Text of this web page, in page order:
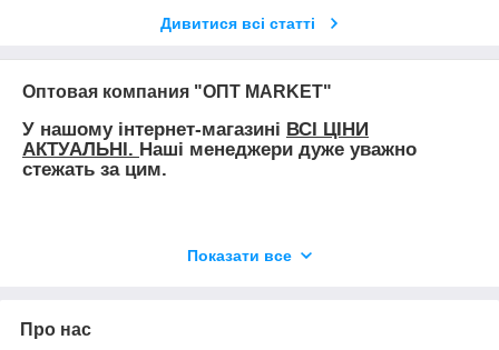
Дивитися всі статті
Оптовая компания "ОПТ MARKET"
У нашому інтернет-магазині ВСІ ЦІНИ
АКТУАЛЬНІ. Наші менеджери дуже уважно
стежать за цим.
Замовлення, оформлені після 14.00,
відправляються на наступний день.
Показати все
Про нас